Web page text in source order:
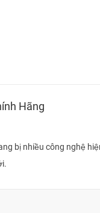
Hãng
bị nhiều công nghệ